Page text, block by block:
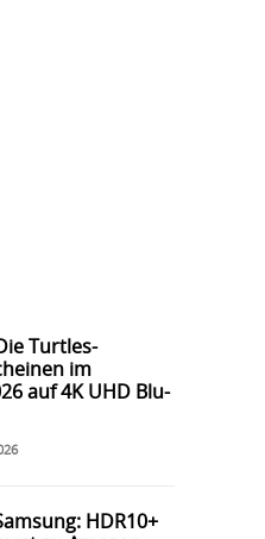
Turtles-
im
auf 4K UHD Blu-
HDR10+